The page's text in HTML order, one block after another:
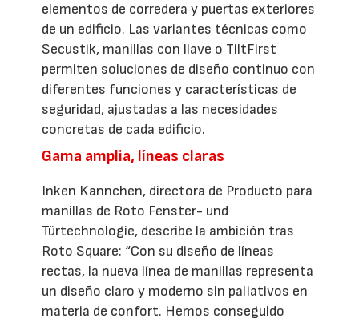
elementos de corredera y puertas exteriores
de un edificio. Las variantes técnicas como
Secustik, manillas con llave o TiltFirst
permiten soluciones de diseño continuo con
diferentes funciones y características de
seguridad, ajustadas a las necesidades
concretas de cada edificio.
Gama amplia, líneas claras
Inken Kannchen, directora de Producto para
manillas de Roto Fenster- und
Türtechnologie, describe la ambición tras
Roto Square: “Con su diseño de líneas
rectas, la nueva línea de manillas representa
un diseño claro y moderno sin paliativos en
materia de confort. Hemos conseguido